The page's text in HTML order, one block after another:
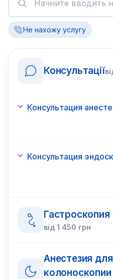
Не нахожу услугу
Консультації
Консультация
Консультация
від 1 450 грн
Анестезия
колоноскопии